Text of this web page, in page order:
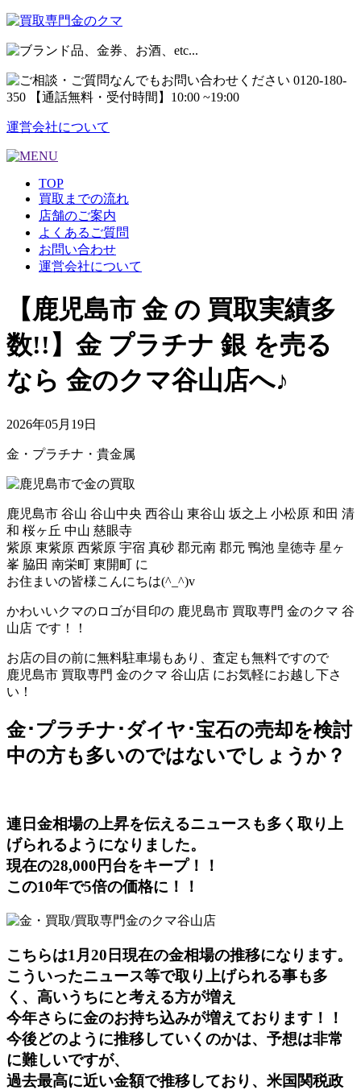
運営会社について
TOP
買取までの流れ
店舗のご案内
よくあるご質問
お問い合わせ
運営会社について
【鹿児島市 金 の 買取実績多
数!!】金 プラチナ 銀 を売る
なら 金のクマ谷山店へ♪
2026年05月19日
金・プラチナ・貴金属
鹿児島市 谷山 谷山中央 西谷山 東谷山 坂之上 小松原 和田 清
和 桜ヶ丘 中山 慈眼寺
紫原 東紫原 西紫原 宇宿 真砂 郡元南 郡元 鴨池 皇徳寺 星ヶ
峯 脇田 南栄町 東開町 に
お住まいの皆様こんにちは(^_^)v
かわいいクマのロゴが目印の 鹿児島市 買取専門 金のクマ 谷
山店 です！！
お店の目の前に無料駐車場もあり、査定も無料ですので
鹿児島市 買取専門 金のクマ 谷山店 にお気軽にお越し下さ
い！
金･プラチナ･ダイヤ･宝石の売却を検討
中の方も多いのではないでしょうか？
連日金相場の上昇を伝えるニュースも多く取り上
げられるようになりました。
現在の28,000円台をキープ！！
この10年で5倍の価格に！！
こちらは1月20日現在の金相場の推移になります。
こういったニュース等で取り上げられる事も多
く、高いうちにと考える方が増え
今年さらに金のお持ち込みが増えております！！
今後どのように推移していくのかは、予想は非常
に難しいですが、
過去最高に近い金額で推移しており、米国関税政